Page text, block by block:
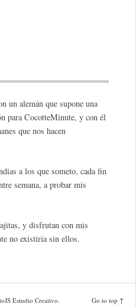
un alemán que supone una
para CocotteMinute, y con él
que nos hacen
a los que someto, cada fin
semana, a probar mis
y disfrutan con mis
no existiría sin ellos.
Estudio Creativo Go to top ↑